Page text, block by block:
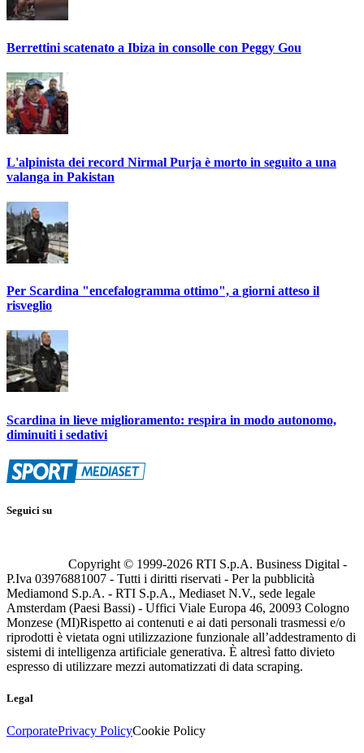
Berrettini scatenato a Ibiza in consolle con Peggy Gou
L'alpinista dei record Nirmal Purja è morto in seguito a una
valanga in Pakistan
Per Scardina "encefalogramma ottimo", a giorni atteso il
risveglio
Scardina in lieve miglioramento: respira in modo autonomo,
diminuiti i sedativi
Seguici su
Copyright © 1999-2026 RTI S.p.A. Business Digital -
P.Iva 03976881007 - Tutti i diritti riservati - Per la pubblicità
Mediamond S.p.A. - RTI S.p.A., Mediaset N.V., sede legale
Amsterdam (Paesi Bassi) - Uffici Viale Europa 46, 20093 Cologno
Monzese (MI)Rispetto ai contenuti e ai dati personali trasmessi e/o
riprodotti è vietata ogni utilizzazione funzionale all’addestramento di
sistemi di intelligenza artificiale generativa. È altresì fatto divieto
espresso di utilizzare mezzi automatizzati di data scraping.
Legal
CorporatePrivacy PolicyCookie Policy